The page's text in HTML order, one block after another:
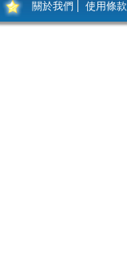
關於我們 使用條款